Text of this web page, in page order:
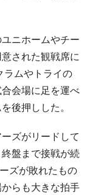
ニホームやチー
された観戦席に
ラムやトライの
会場に足を運べ
後押しした。
ズがリードして
盤まで接戦が続
ズが敗れたもの
らも大きな拍手